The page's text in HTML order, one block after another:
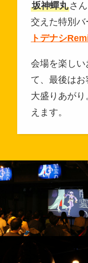
坂神蟬丸さ
交えた特別バ
トデナシ
会場を楽し
て、最後は
大盛りあが
えます。